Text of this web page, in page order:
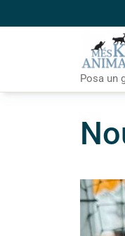
to
Posa un